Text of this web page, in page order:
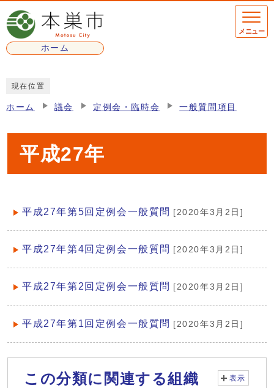
ページの先頭です
ホーム
メニュー
現在位置
ホーム 議会 定例会・臨時会 一般質問項目
平成27年
メインメニュー
平成27年第5回定例会一般質問 [2020年3月2日]
平成27年第4回定例会一般質問 [2020年3月2日]
平成27年第2回定例会一般質問 [2020年3月2日]
平成27年第1回定例会一般質問 [2020年3月2日]
この分類に関連する組織 表示